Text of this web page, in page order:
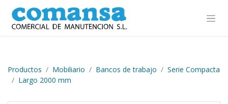
Ir al contenido
Productos Mobiliario Bancos de trabajo
Serie Compacta
Largo 2000 mm